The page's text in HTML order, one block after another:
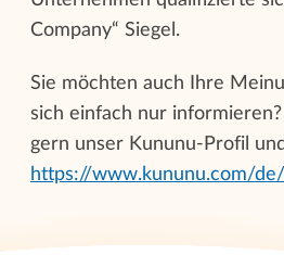
Company“ Siegel.
Sie möchten auch Ihre
sich einfach nur
gern unser Kununu-Profil
https://www.kununu.com/